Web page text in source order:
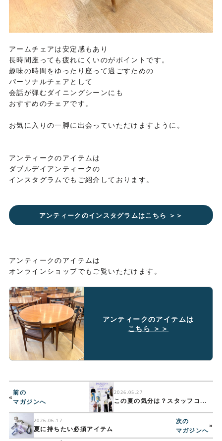
アームチェアは安定感もあり
長時間座っても疲れにくいのがポイントです。
趣味の時間をゆったり座って過ごすための
パーソナルチェアとして
会話が弾むダイニングシーンにも
おすすめのチェアです。
お気に入りの一脚に出会っていただけますように。
アンティークのアイテムは
ダブルデイアンティークの
インスタグラムでもご紹介しております。
アンティークのインスタグラムはこちら ＞＞
アンティークのアイテムは
オンラインショップでもご覧いただけます。
アンティークのアイテムは
こちら ＞＞
2026.05.27
この夏の気分は？スタッフコ...
«
前の
マガジンへ
2026.06.17
夏に持ちたい必須アイテム
次の
マガジンへ
»